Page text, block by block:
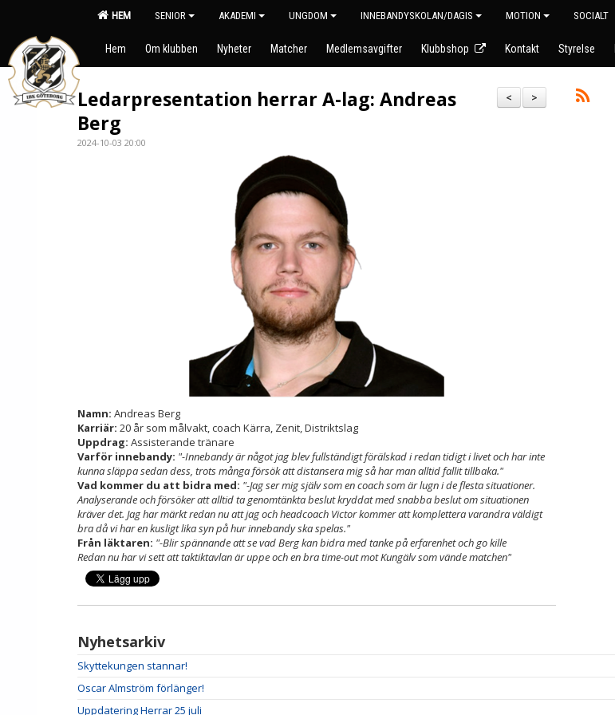
HEM SENIOR AKADEMI UNGDOM INNEBANDYSKOLAN/DAGIS MOTION SOCIALT
Hem Om klubben Nyheter Matcher Medlemsavgifter Klubbshop Kontakt Styrelse
>
<
Ledarpresentation herrar A-lag: Andreas
Berg
2024-10-03 20:00
Namn: Andreas Berg
Karriär: 20 år som målvakt, coach Kärra, Zenit, Distriktslag
Uppdrag: Assisterande tränare
Varför innebandy: "-Innebandy är något jag blev fullständigt förälskad i redan tidigt i livet och har inte
kunna släppa sedan dess, trots många försök att distansera mig så har man alltid fallit tillbaka."
Vad kommer du att bidra med: "-Jag ser mig själv som en coach som är lugn i de flesta situationer.
Analyserande och försöker att alltid ta genomtänkta beslut kryddat med snabba beslut om situationen
kräver det. Jag har märkt redan nu att jag och headcoach Victor kommer att komplettera varandra väldigt
bra då vi har en kusligt lika syn på hur innebandy ska spelas."
Från läktaren: "-Blir spännande att se vad Berg kan bidra med tanke på erfarenhet och go kille
Redan nu har vi sett att taktiktavlan är uppe och en bra time-out mot Kungälv som vände matchen"
Nyhetsarkiv
Skyttekungen stannar!
Oscar Almström förlänger!
Uppdatering Herrar 25 juli